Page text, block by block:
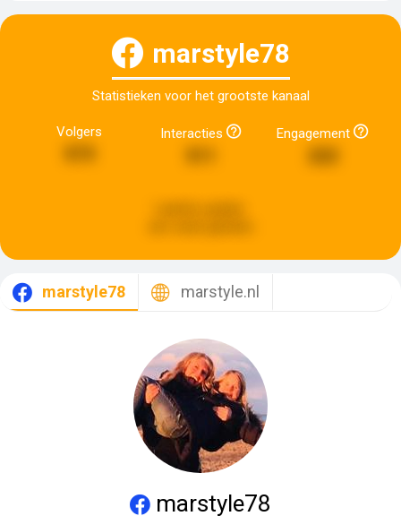
marstyle78
Statistieken voor het grootste kanaal
Volgers Interacties Engagement
marstyle78 marstyle.nl
marstyle78